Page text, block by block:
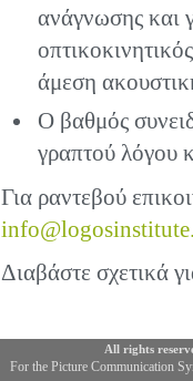
ανάγνωσης και
άμεση
Ο βαθμός
γραπτού λόγου
Για ραντεβού
Διαβάστε σχετικά
All rights
For the Picture Communication